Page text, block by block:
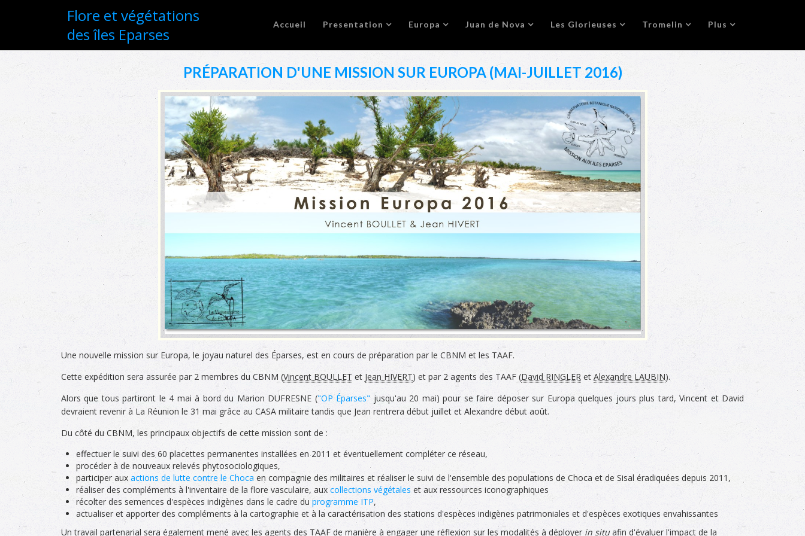
Flore et végétations
des îles Eparses
Accueil Presentation Europa Juan de Nova Les Glorieuses Tromelin Plus
PRÉPARATION D'UNE MISSION SUR EUROPA (MAI-JUILLET 2016)
Une nouvelle mission sur Europa, le joyau naturel des Éparses, est en cours de préparation par le CBNM et les TAAF.
Cette expédition sera assurée par 2 membres du CBNM (Vincent BOULLET et Jean HIVERT) et par 2 agents des TAAF (David RINGLER et Alexandre LAUBIN).
Alors que tous partiront le 4 mai à bord du Marion DUFRESNE ("OP Éparses" jusqu'au 20 mai) pour se faire déposer sur Europa quelques jours plus tard, Vincent et David
devraient revenir à La Réunion le 31 mai grâce au CASA militaire tandis que Jean rentrera début juillet et Alexandre début août.
Du côté du CBNM, les principaux objectifs de cette mission sont de :
effectuer le suivi des 60 placettes permanentes installées en 2011 et éventuellement compléter ce réseau,
procéder à de nouveaux relevés phytosociologiques,
participer aux actions de lutte contre le Choca en compagnie des militaires et réaliser le suivi de l'ensemble des populations de Choca et de Sisal éradiquées depuis 2011,
réaliser des compléments à l'inventaire de la flore vasculaire, aux collections végétales et aux ressources iconographiques
récolter des semences d'espèces indigènes dans le cadre du programme ITP,
actualiser et apporter des compléments à la cartographie et à la caractérisation des stations d'espèces indigènes patrimoniales et d'espèces exotiques envahissantes
Un travail partenarial sera également mené avec les agents des TAAF de manière à engager une réflexion sur les modalités à déployer in situafin d'évaluer l'impact de la